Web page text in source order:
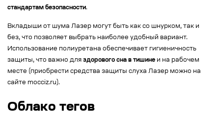
стандартам безопасности.
Вкладыши от шума Лазер могут быть как со шнурком, так и
без, что позволяет выбрать наиболее удобный вариант.
Использование полиуретана обеспечивает гигиеничность
защиты, что важно для здорового сна в тишине и на рабочем
месте (приобрести средства защиты слуха Лазер можно на
сайте mocciz.ru).
Облако тегов